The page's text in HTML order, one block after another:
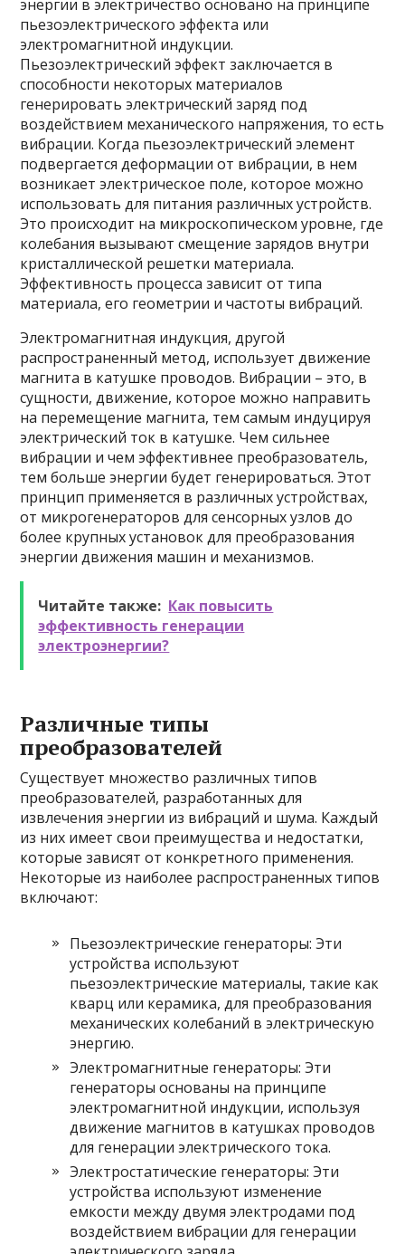
энергии в электричество основано на принципе
пьезоэлектрического эффекта или
электромагнитной индукции.
Пьезоэлектрический эффект заключается в
способности некоторых материалов
генерировать электрический заряд под
воздействием механического напряжения, то есть
вибрации. Когда пьезоэлектрический элемент
подвергается деформации от вибрации, в нем
возникает электрическое поле, которое можно
использовать для питания различных устройств.
Это происходит на микроскопическом уровне, где
колебания вызывают смещение зарядов внутри
кристаллической решетки материала.
Эффективность процесса зависит от типа
материала, его геометрии и частоты вибраций.
Электромагнитная индукция, другой
распространенный метод, использует движение
магнита в катушке проводов. Вибрации – это, в
сущности, движение, которое можно направить
на перемещение магнита, тем самым индуцируя
электрический ток в катушке. Чем сильнее
вибрации и чем эффективнее преобразователь,
тем больше энергии будет генерироваться. Этот
принцип применяется в различных устройствах,
от микрогенераторов для сенсорных узлов до
более крупных установок для преобразования
энергии движения машин и механизмов.
Читайте также: Как повысить
эффективность генерации
электроэнергии?
Различные типы
преобразователей
Существует множество различных типов
преобразователей, разработанных для
извлечения энергии из вибраций и шума. Каждый
из них имеет свои преимущества и недостатки,
которые зависят от конкретного применения.
Некоторые из наиболее распространенных типов
включают:
Пьезоэлектрические генераторы: Эти
устройства используют
пьезоэлектрические материалы, такие как
кварц или керамика, для преобразования
механических колебаний в электрическую
энергию.
Электромагнитные генераторы: Эти
генераторы основаны на принципе
электромагнитной индукции, используя
движение магнитов в катушках проводов
для генерации электрического тока.
Электростатические генераторы: Эти
устройства используют изменение
емкости между двумя электродами под
воздействием вибрации для генерации